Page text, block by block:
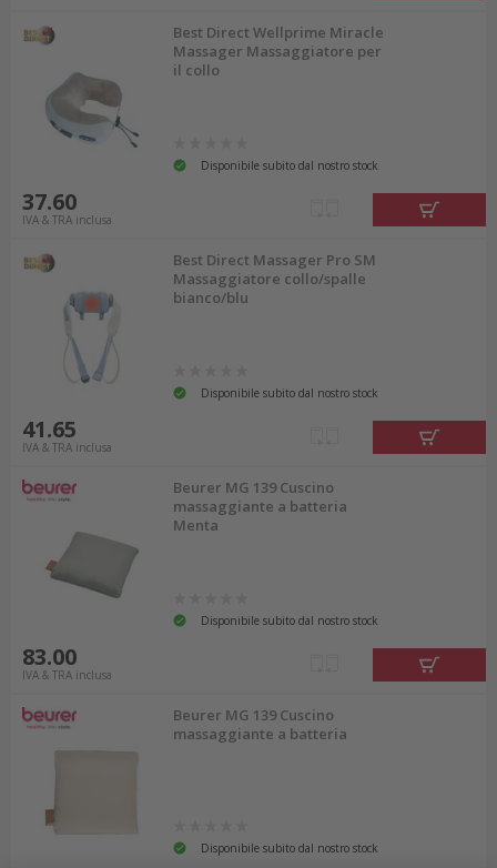
Best Direct Wellprime Miracle
Massager Massaggiatore per
il collo
Disponibile subito dal nostro stock
37.60
IVA & TRA inclusa
Best Direct Massager Pro SM
Massaggiatore collo/spalle
bianco/blu
Disponibile subito dal nostro stock
41.65
IVA & TRA inclusa
Beurer MG 139 Cuscino
massaggiante a batteria
Menta
Disponibile subito dal nostro stock
83.00
IVA & TRA inclusa
Beurer MG 139 Cuscino
massaggiante a batteria
Disponibile subito dal nostro stock